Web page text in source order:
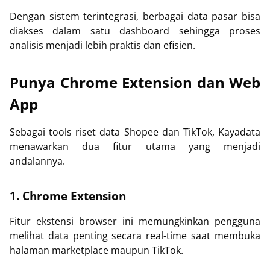
Dengan sistem terintegrasi, berbagai data pasar bisa
diakses dalam satu dashboard sehingga proses
analisis menjadi lebih praktis dan efisien.
Punya Chrome Extension dan Web
App
Sebagai tools riset data Shopee dan TikTok, Kayadata
menawarkan dua fitur utama yang menjadi
andalannya.
1. Chrome Extension
Fitur ekstensi browser ini memungkinkan pengguna
melihat data penting secara real-time saat membuka
halaman marketplace maupun TikTok.